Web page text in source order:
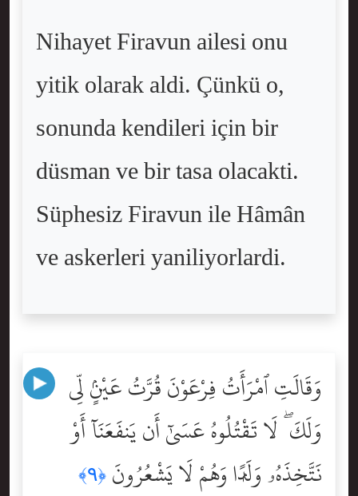
Nihayet Firavun ailesi onu
yitik olarak aldi. Çünkü o,
sonunda kendileri için bir
düsman ve bir tasa olacakti.
Süphesiz Firavun ile Hâmân
ve askerleri yaniliyorlardi.
وَقَالَتِ ٱمْرَأَتُ فِرْعَوْنَ قُرَّتُ عَيْنٍۢ لِّى
وَلَكَ ۖ لَا تَقْتُلُوهُ عَسَىٰٓ أَن يَنفَعَنَآ أَوْ
نَتَّخِذَهُۥ وَلَدًۭا وَهُمْ لَا يَشْعُرُونَ ﴿٩﴾